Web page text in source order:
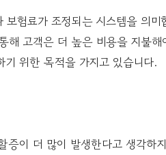
험료가 조정되는 시스템을 의
해 고객은 더 높은 비용을 지불
위한 목적을 가지고 있습니다.
이 더 많이 발생한다고 생각하